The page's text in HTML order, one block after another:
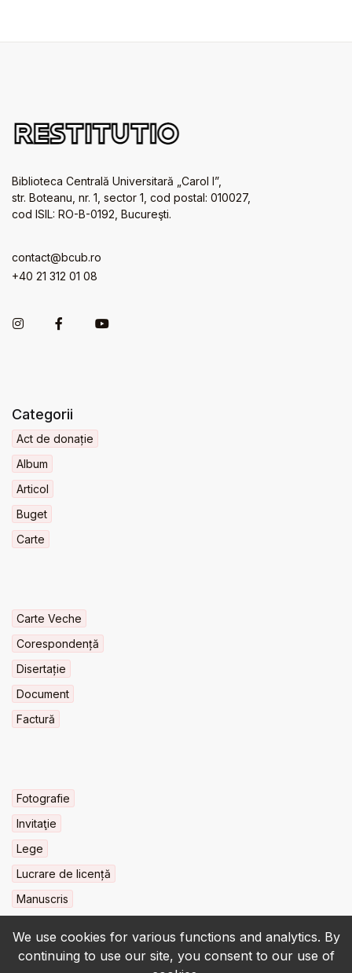
We use cookies for various functions and analytics. By
continuing to use our site, you consent to our use of
Biblioteca Centrală Universitară „Carol I”,
str. Boteanu, nr. 1, sector 1, cod postal: 010027,
cod ISIL: RO-B-0192, Bucureşti.
contact@bcub.ro
+40 21 312 01 08
Categorii
Act de donație
Album
Articol
Buget
Carte
Carte Veche
Corespondență
Disertație
Document
Factură
Fotografie
Invitaţie
Lege
Lucrare de licență
Manuscris